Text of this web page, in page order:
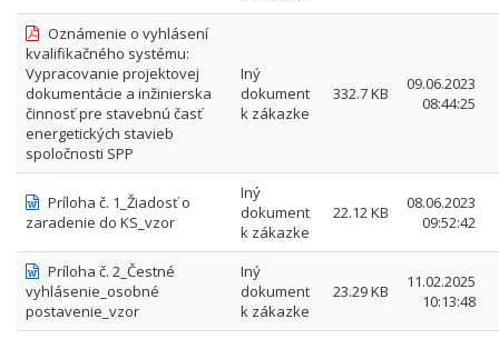
Oznámenie o vyhlásení
kvalifikačného systému:
Vypracovanie projektovej
dokumentácie a inžinierska
činnosť pre stavebnú časť
energetických stavieb
spoločnosti SPP
Iný
dokument
k zákazke
332.7 KB
09.06.2023
08:44:25
Príloha č. 1_Žiadosť o
zaradenie do KS_vzor
Iný
dokument
k zákazke
22.12 KB
08.06.2023
09:52:42
Príloha č. 2_Čestné
vyhlásenie_osobné
postavenie_vzor
Iný
dokument
k zákazke
23.29 KB
11.02.2025
10:13:48